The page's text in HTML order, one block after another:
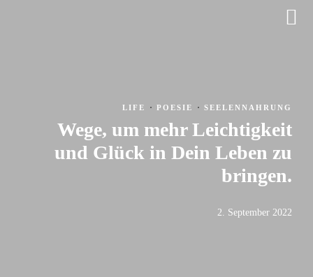
LIFE · POESIE · SEELENNAHRUNG
Wege, um mehr Leichtigkeit
und Glück in Dein Leben zu
bringen.
2. September 2022